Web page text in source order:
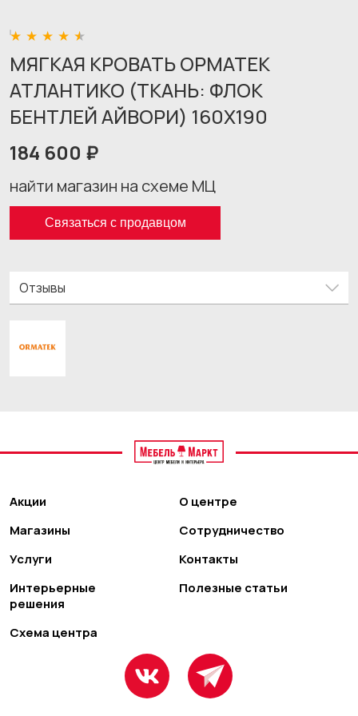
МЯГКАЯ КРОВАТЬ ОРМАТЕК
АТЛАНТИКО (ТКАНЬ: ФЛОК
БЕНТЛЕЙ АЙВОРИ) 160X190
184 600 ₽
найти магазин на схеме МЦ
Связаться с продавцом
Отзывы
Акции
Магазины
Услуги
Интерьерные
решения
Схема центра
О центре
Сотрудничество
Контакты
Полезные статьи